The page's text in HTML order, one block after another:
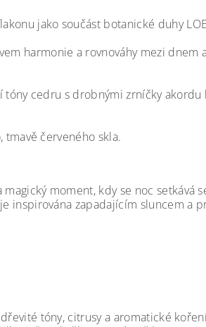
jako součást botanické duhy
harmonie a rovnováhy mezi dnem
tóny cedru s drobnými zrníčky
červeného skla.
moment, kdy se noc setkává
inspirována zapadajícím sluncem a
tóny, citrusy a aromatické